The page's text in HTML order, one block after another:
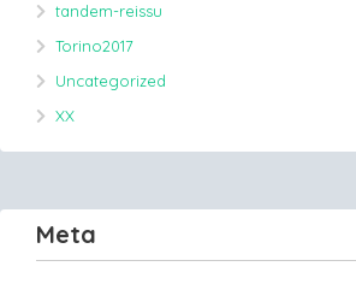
tandem-reissu
Torino2017
Uncategorized
XX
Meta